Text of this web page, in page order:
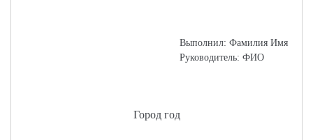
Выполнил: Фамилия Имя
Руководитель: ФИО
Город год